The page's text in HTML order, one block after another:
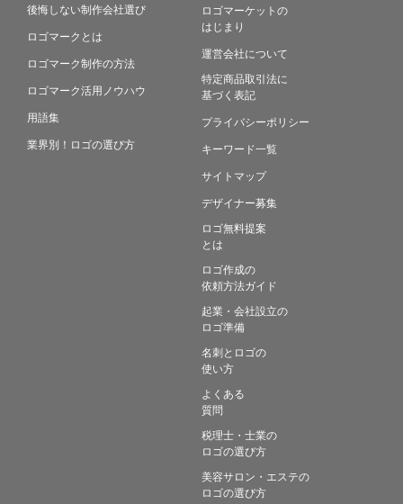
後悔しない制作会社選び
ロゴマークとは
ロゴマーク制作の方法
ロゴマーク活用ノウハウ
用語集
業界別！ロゴの選び方
ロゴマーケットの
はじまり
運営会社について
特定商品取引法に
基づく表記
プライバシーポリシー
キーワード一覧
サイトマップ
デザイナー募集
ロゴ無料提案
とは
ロゴ作成の
依頼方法ガイド
起業・会社設立の
ロゴ準備
名刺とロゴの
使い方
よくある
質問
税理士・士業の
ロゴの選び方
美容サロン・エステの
ロゴの選び方